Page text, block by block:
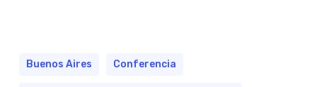
Buenos Aires Conferencia